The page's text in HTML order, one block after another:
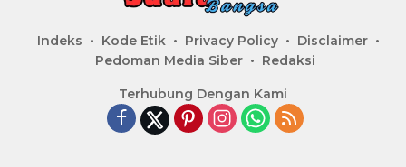
Indeks Kode Etik Privacy Policy
Disclaimer
Pedoman Media Siber
Redaksi
Terhubung Dengan Kami